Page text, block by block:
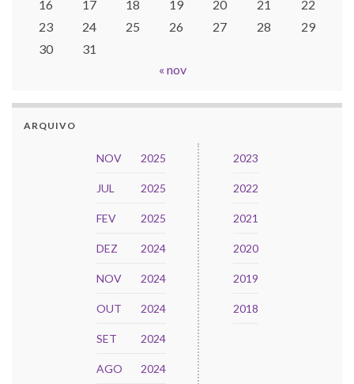
16
17 18 19 20 21
22
23
24 25 26 27 28
29
30
31
« nov
ARQUIVO
NOV 2025
JUL 2025
FEV 2025
DEZ 2024
NOV 2024
OUT 2024
SET 2024
AGO 2024
2023
2022
2021
2020
2019
2018